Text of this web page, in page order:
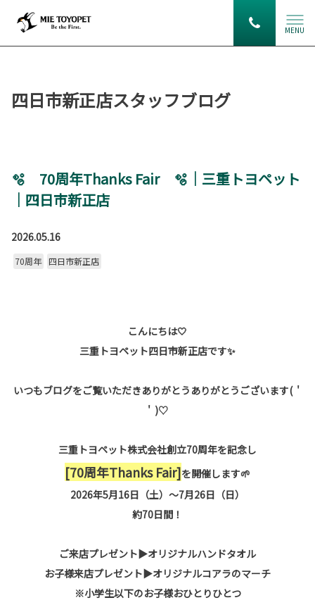
MENU
四日市新正店スタッフブログ
🫧 70周年Thanks Fair 🫧｜三重トヨペット
｜四日市新正店
2026.05.16
70周年 四日市新正店
こんにちは🤍
三重トヨペット四日市新正店です✨
いつもブログをご覧いただきありがとうありがとうございます( '
' )♡
三重トヨペット株式会社創立70周年を記念し
[70周年Thanks Fair]を開催します🌱
2026年5月16日（土）〜7月26日（日）
約70日間！
ご来店プレゼント▶︎オリジナルハンドタオル
お子様来店プレゼント▶︎オリジナルコアラのマーチ
※小学生以下のお子様おひとりひとつ